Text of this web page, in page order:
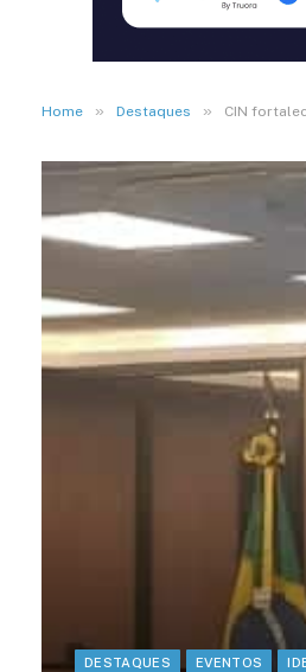
Home » Destaques » CIN
DESTAQUES EVENTOS